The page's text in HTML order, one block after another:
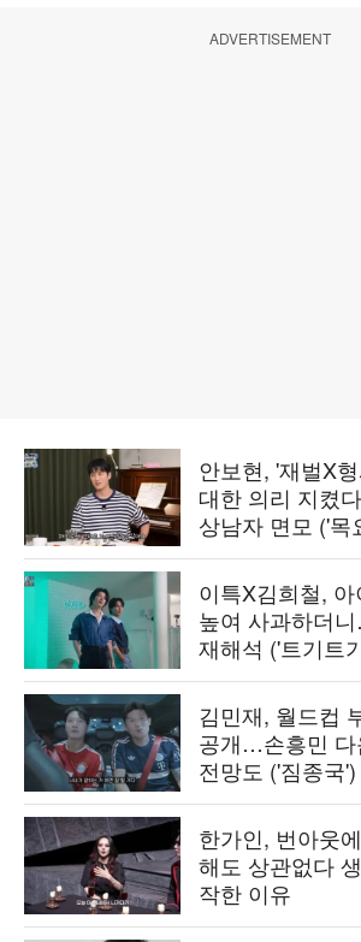
ADVERTISEMENT
안보현, '재벌X
대한 의리 지켰
상남자 면모 ('목
이특X김희철,
높여 사과하더
재해석 ('트기트
김민재, 월드컵
공개…손흥민 다
전망도 ('짐종국')
한가인, 번아웃
해도 상관없다
작한 이유